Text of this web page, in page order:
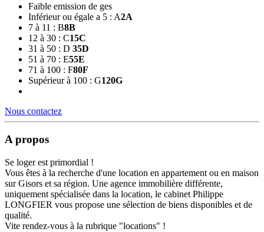
Faible emission de ges
Inférieur ou égale a 5 : A2A
7 à 11 : B8B
12 à 30 : C15C
31 à 50 : D 35D
51 à 70 : E55E
71 à 100 : F80F
Supérieur à 100 : G120G
Nous contactez
A propos
Se loger est primordial !
Vous êtes à la recherche d'une location en appartement ou en maison
sur Gisors et sa région. Une agence immobilière différente,
uniquement spécialisée dans la location, le cabinet Philippe
LONGFIER vous propose une sélection de biens disponibles et de
qualité.
Vite rendez-vous à la rubrique "locations" !